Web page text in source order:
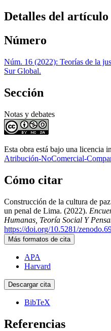
Detalles del artículo
Número
Núm. 16 (2022): Teorías de la
Sur Global.
Sección
Notas y debates
Esta obra está bajo una licencia
Atribución-NoComercial-
Cómo citar
Construcción de la cultura de
un penal de Lima. (2022).
Humanas, Teoría Social Y
https://doi.org/10.5281/
Más formatos de cita
APA
Harvard
Descargar cita
BibTeX
Referencias